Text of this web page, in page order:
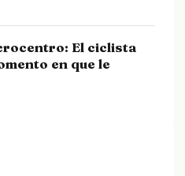
El ciclista
en que le